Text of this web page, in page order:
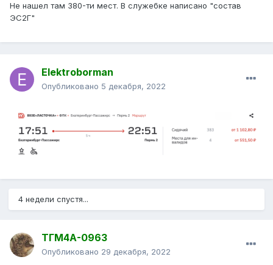
Не нашел там 380-ти мест. В служебке написано "состав
ЭС2Г"
Elektroborman
Опубликовано 5 декабря, 2022
4 недели спустя...
ТГМ4А-0963
Опубликовано 29 декабря, 2022